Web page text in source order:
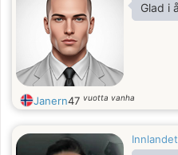
Glad i
Janern47 vuotta vanha
Innlandet